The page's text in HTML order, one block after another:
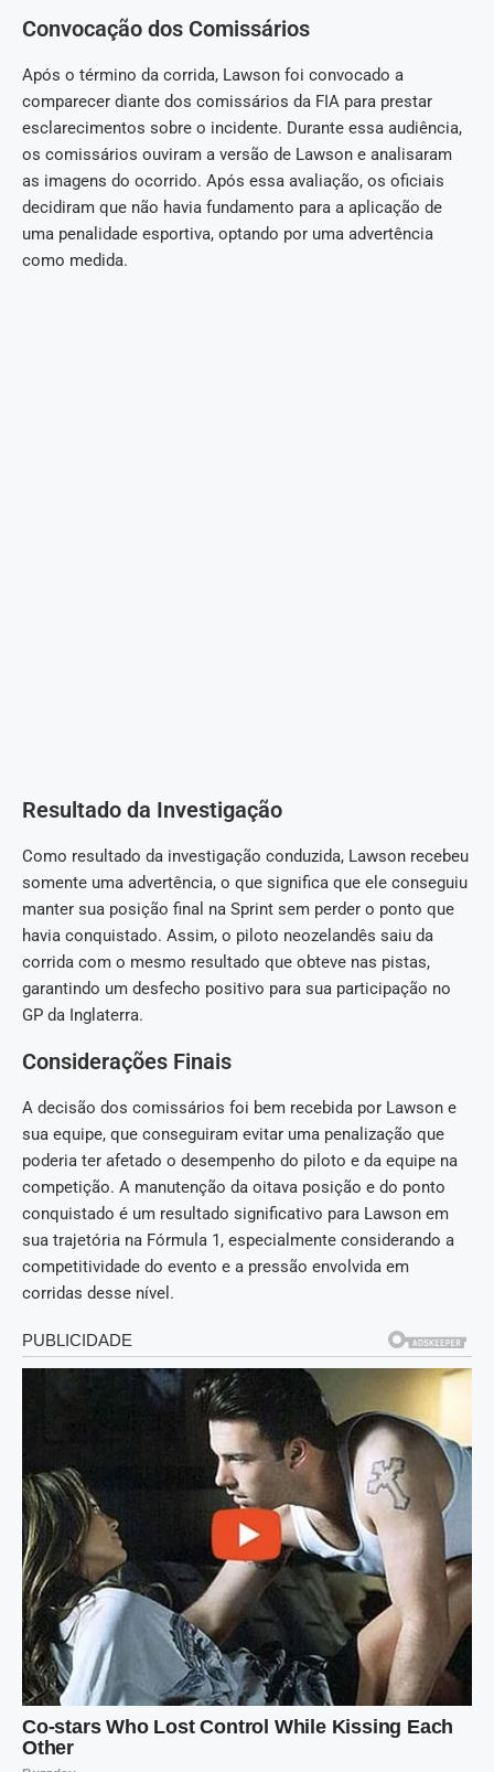
Convocação dos Comissários
Após o término da corrida, Lawson foi convocado a
comparecer diante dos comissários da FIA para prestar
esclarecimentos sobre o incidente. Durante essa audiência,
os comissários ouviram a versão de Lawson e analisaram
as imagens do ocorrido. Após essa avaliação, os oficiais
decidiram que não havia fundamento para a aplicação de
uma penalidade esportiva, optando por uma advertência
como medida.
Resultado da Investigação
Como resultado da investigação conduzida, Lawson recebeu
somente uma advertência, o que significa que ele conseguiu
manter sua posição final na Sprint sem perder o ponto que
havia conquistado. Assim, o piloto neozelandês saiu da
corrida com o mesmo resultado que obteve nas pistas,
garantindo um desfecho positivo para sua participação no
GP da Inglaterra.
Considerações Finais
A decisão dos comissários foi bem recebida por Lawson e
sua equipe, que conseguiram evitar uma penalização que
poderia ter afetado o desempenho do piloto e da equipe na
competição. A manutenção da oitava posição e do ponto
conquistado é um resultado significativo para Lawson em
sua trajetória na Fórmula 1, especialmente considerando a
competitividade do evento e a pressão envolvida em
corridas desse nível.